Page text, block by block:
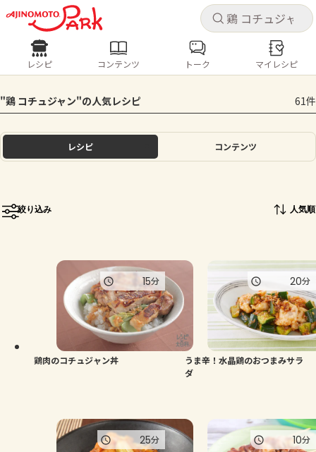
キャ
ログインするとレシピを保存できます
ログイン
ホーム
トーク
よくあるお問い合わせ
お買い物
キャ
レシピ コンテンツ
人気の食材・レシピ
きゅうり なす トマト とうもろこし
ピーマン
レシピ コンテンツ トーク マイレシピ
"鶏 コチュジャン"の人気レシピ 61件
レシピ コンテンツ
絞り込み 人気順
鶏肉のコチュジャン丼
15分
うま辛！水晶鶏のおつまみサラ
ダ
20分
25分 10分